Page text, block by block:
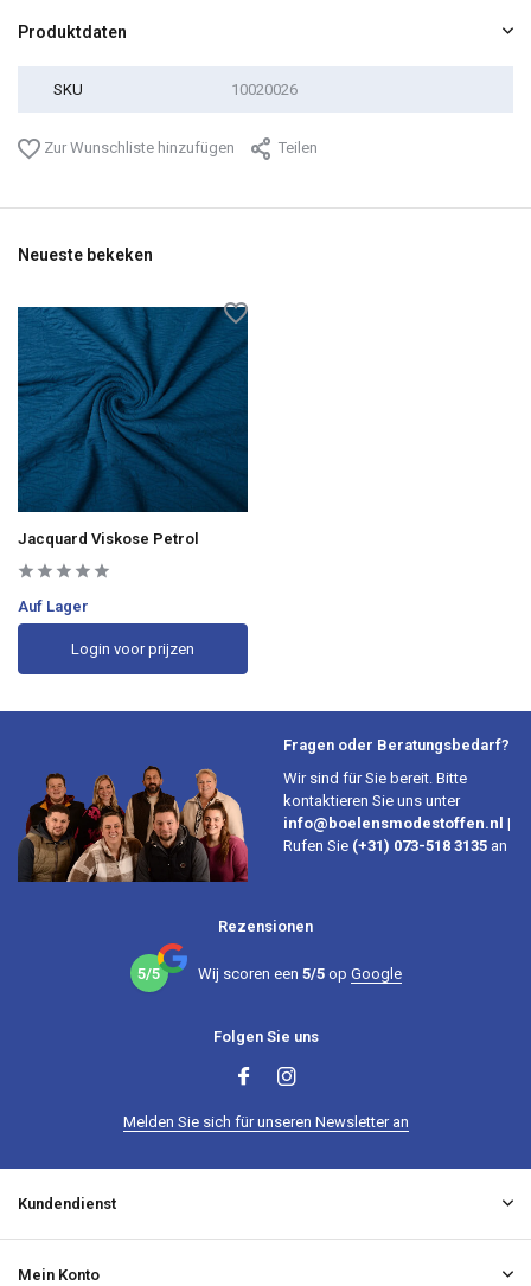
Produktdaten
SKU 10020026
Zur Wunschliste hinzufügen Teilen
Neueste bekeken
Jacquard Viskose Petrol
Auf Lager
Login voor prijzen
Fragen oder Beratungsbedarf?
Wir sind für Sie bereit. Bitte
kontaktieren Sie uns unter
info@boelensmodestoffen.nl |
Rufen Sie (+31) 073-518 3135 an
Rezensionen
5/5 Wij scoren een 5/5op Google
Folgen Sie uns
Melden Sie sich für unseren Newsletter an
Kundendienst
Mein Konto